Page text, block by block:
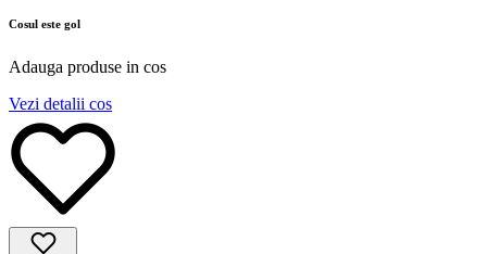
Cosul este gol
Adauga produse in cos
Vezi detalii cos